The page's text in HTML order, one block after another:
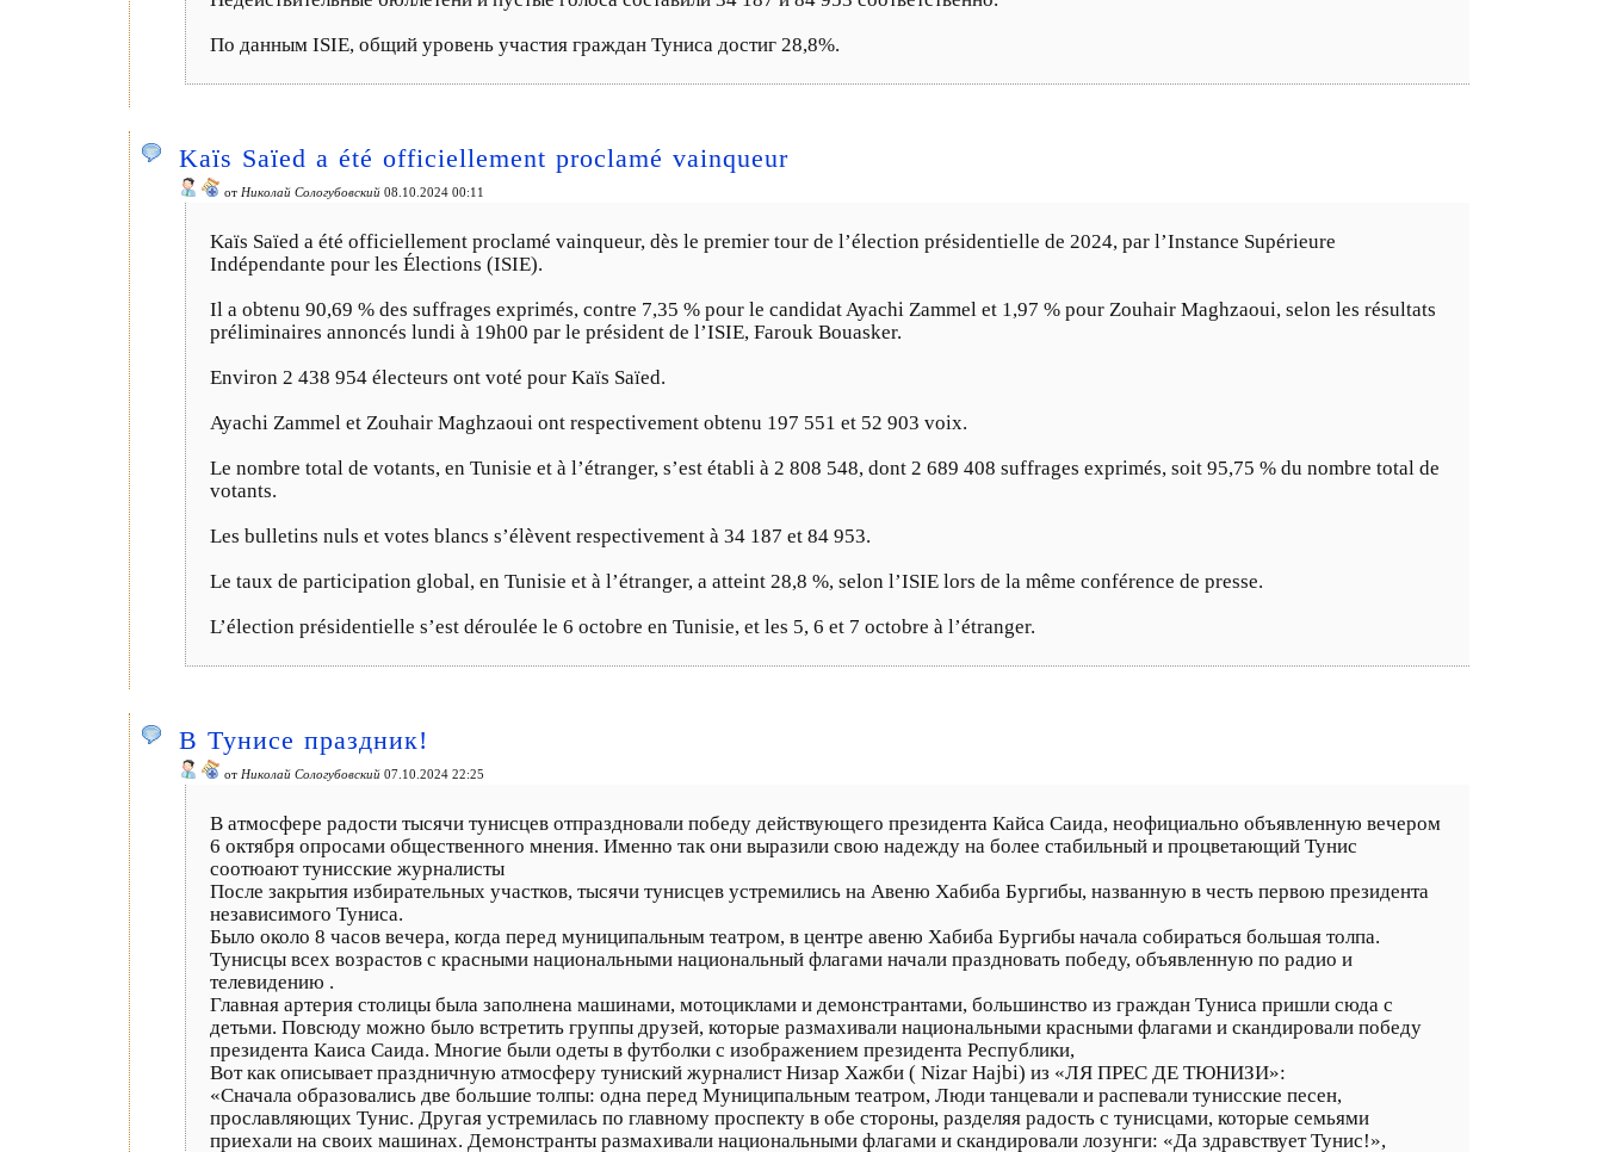
По данным ISIE, общий уровень участия граждан Туниса достиг 28,8%.
Kaïs Saïed a été officiellement proclamé vainqueur
от Николай Сологубовский 08.10.2024 00:11
Kaïs Saïed a été officiellement proclamé vainqueur, dès le premier tour de l’élection présidentielle de 2024, par l’Instance Supérieure
Indépendante pour les Élections (ISIE).
Il a obtenu 90,69 % des suffrages exprimés, contre 7,35 % pour le candidat Ayachi Zammel et 1,97 % pour Zouhair Maghzaoui, selon les résultats
préliminaires annoncés lundi à 19h00 par le président de l’ISIE, Farouk Bouasker.
Environ 2 438 954 électeurs ont voté pour Kaïs Saïed.
Ayachi Zammel et Zouhair Maghzaoui ont respectivement obtenu 197 551 et 52 903 voix.
Le nombre total de votants, en Tunisie et à l’étranger, s’est établi à 2 808 548, dont 2 689 408 suffrages exprimés, soit 95,75 % du nombre total de
votants.
Les bulletins nuls et votes blancs s’élèvent respectivement à 34 187 et 84 953.
Le taux de participation global, en Tunisie et à l’étranger, a atteint 28,8 %, selon l’ISIE lors de la même conférence de presse.
L’élection présidentielle s’est déroulée le 6 octobre en Tunisie, et les 5, 6 et 7 octobre à l’étranger.
В Тунисе праздник!
от Николай Сологубовский 07.10.2024 22:25
В атмосфере радости тысячи тунисцев отпраздновали победу действующего президента Кайса Саида, неофициально объявленную вечером
6 октября опросами общественного мнения. Именно так они выразили свою надежду на более стабильный и процветающий Тунис
соотюают тунисские журналисты
После закрытия избирательных участков, тысячи тунисцев устремились на Авеню Хабиба Бургибы, названную в честь первою президента
независимого Туниса.
Было около 8 часов вечера, когда перед муниципальным театром, в центре авеню Хабиба Бургибы начала собираться большая толпа.
Тунисцы всех возрастов с красными национальными национальный флагами начали праздновать победу, объявленную по радио и
телевидению .
Главная артерия столицы была заполнена машинами, мотоциклами и демонстрантами, большинство из граждан Туниса пришли сюда с
детьми. Повсюду можно было встретить группы друзей, которые размахивали национальными красными флагами и скандировали победу
президента Каиса Саида. Многие были одеты в футболки с изображением президента Республики,
Вот как описывает праздничную атмосферу туниский журналист Низар Хажби ( Nizar Hajbi) из «ЛЯ ПРЕС ДЕ ТЮНИЗИ»:
«Сначала образовались две большие толпы: одна перед Муниципальным театром, Люди танцевали и распевали тунисские песен,
прославляющих Тунис. Другая устремилась по главному проспекту в обе стороны, разделяя радость с тунисцами, которые семьями
приехали на своих машинах. Демонстранты размахивали национальными флагами и скандировали лозунги: «Да здравствует Тунис!»,